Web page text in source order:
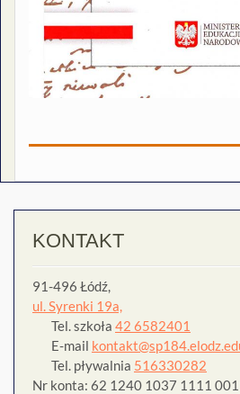
KONTAKT
91-496 Łódź,
ul. Syrenki 19a,
Tel. szkoła 42 6582401
E-mail
Tel. pływalnia 516330282
Nr konta: 62 1240 1037 1111